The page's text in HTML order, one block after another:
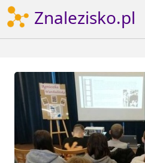
Znalezisko.pl